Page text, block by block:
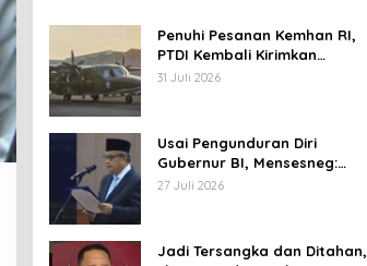
Penuhi Pesanan Kemhan RI,
PTDI Kembali Kirimkan
Pesawat NC212i ke Pangkalan
31 Juli 2026
Usai Pengunduran Diri
Gubernur BI, Mensesneg:
Segera Terbit Keppres
27 Juli 2026
Jadi Tersangka dan Ditahan,